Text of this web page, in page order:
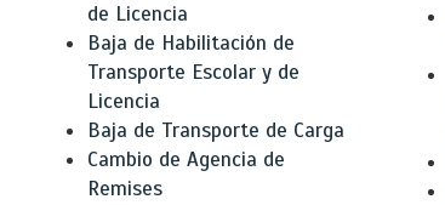
de Licencia
Baja de Habilitación de
Transporte Escolar y de
Licencia
Baja de Transporte de Carga
Cambio de Agencia de
Remises